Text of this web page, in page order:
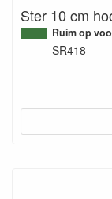
Ster 10 cm
Ruim op
SR418